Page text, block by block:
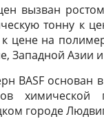
вызван
тонну к
к цене на
Западной Азии
BASF основан
химической
городе